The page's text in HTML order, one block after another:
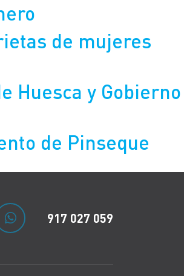
de mujeres
Huesca y Gobierno
de Pinseque
917 027 059